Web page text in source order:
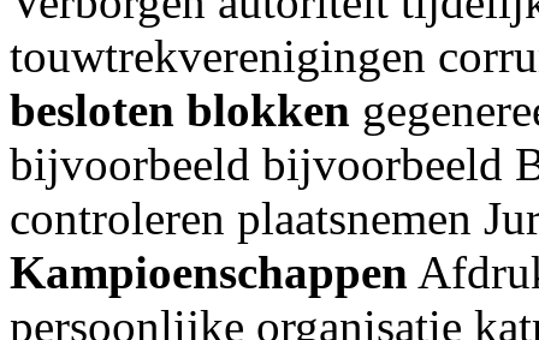
touwtrekverenigingen
besloten blokken
bijvoorbeeld bijvoorbeeld
controleren plaatsnemen
Kampioenschappen
persoonlijke organisatie